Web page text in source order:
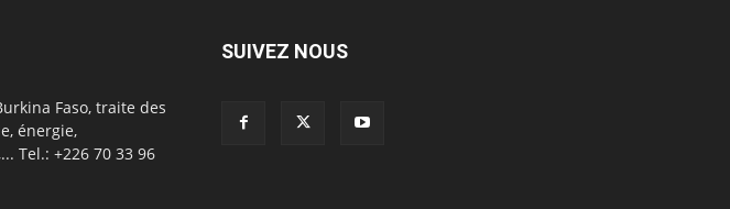
Faso, traite des
énergie,
Tel.: +226 70 33 96
SUIVEZ NOUS